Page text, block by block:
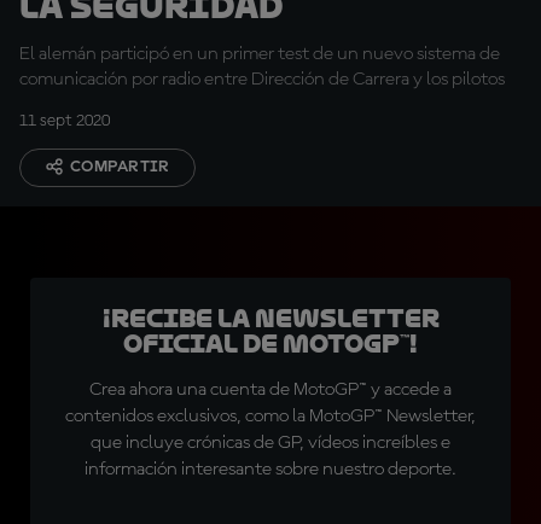
El alemán participó en un primer test de un nuevo sistema de
comunicación por radio entre Dirección de Carrera y los pilotos
11 sept 2020
COMPARTIR
¡Recibe la Newsletter
oficial de MotoGP™!
Crea ahora una cuenta de MotoGP™ y accede a
contenidos exclusivos, como la MotoGP™ Newsletter,
que incluye crónicas de GP, vídeos increíbles e
información interesante sobre nuestro deporte.